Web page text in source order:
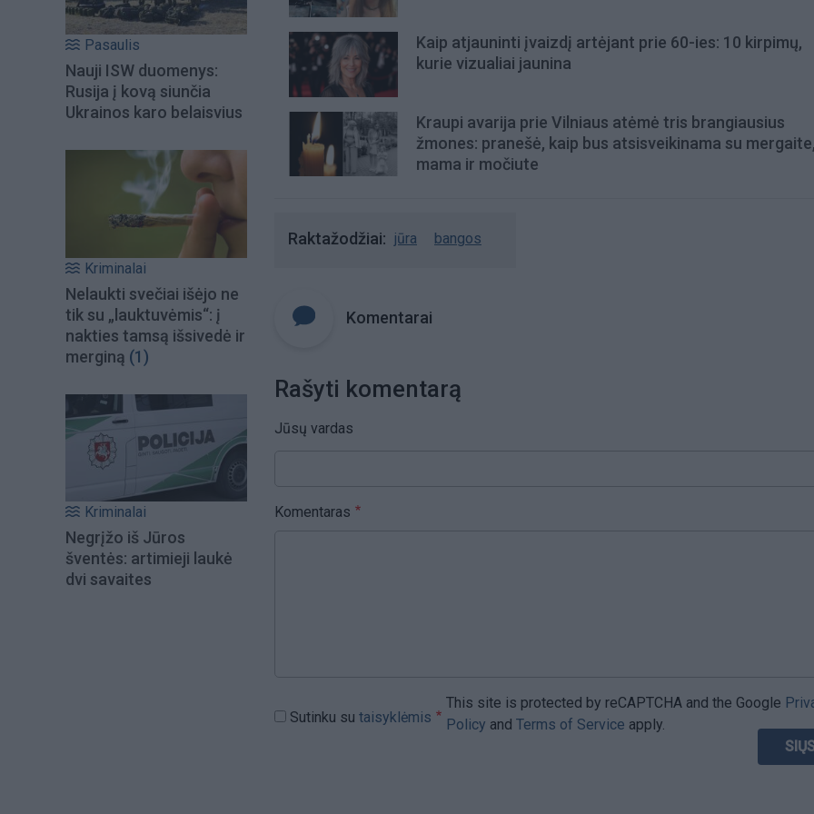
Pasaulis
Nauji ISW duomenys:
Rusija į kovą siunčia
Ukrainos karo belaisvius
Kriminalai
Nelaukti svečiai išėjo ne
tik su „lauktuvėmis“: į
nakties tamsą išsivedė ir
merginą (1)
Kriminalai
Negrįžo iš Jūros
šventės: artimieji laukė
dvi savaites
Kaip atjauninti įvaizdį artėjant prie 60-ies: 10 kirpimų,
kurie vizualiai jaunina
Kraupi avarija prie Vilniaus atėmė tris brangiausius
žmones: pranešė, kaip bus atsisveikinama su
mama ir močiute
Raktažodžiai jūra bangos
Komentarai
Rašyti komentarą
Jūsų vardas
Komentaras
Sutinku su taisyklėmis
This site is protected by reCAPTCHA and the Google
Policy and Terms of Service apply.